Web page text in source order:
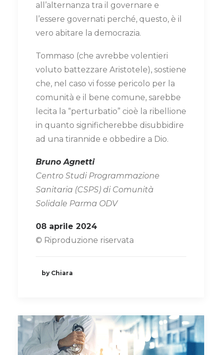
all’alternanza tra il governare e
l’essere governati perché, questo, è il
vero abitare la democrazia.
Tommaso (che avrebbe volentieri
voluto battezzare Aristotele), sostiene
che, nel caso vi fosse pericolo per la
comunità e il bene comune, sarebbe
lecita la “perturbatio” cioè la ribellione
in quanto significherebbe disubbidire
ad una tirannide e obbedire a Dio.
Bruno Agnetti
Centro Studi Programmazione
Sanitaria (CSPS) di Comunità
Solidale Parma ODV
08 aprile 2024
© Riproduzione riservata
by Chiara